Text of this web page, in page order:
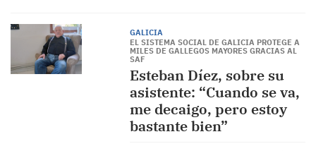
GALICIA
EL SISTEMA SOCIAL DE GALICIA PROTEGE A
MILES DE GALLEGOS MAYORES GRACIAS AL
SAF
Esteban Díez, sobre su
asistente: “Cuando se va,
me decaigo, pero estoy
bastante bien”